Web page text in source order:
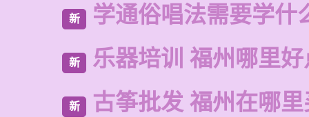
新 学通俗唱法需要学什
新 乐器培训 福州哪里
新 古筝批发 福州在哪